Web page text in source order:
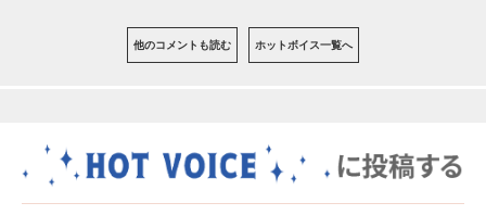
他のコメントも読む ホットボイス一覧へ